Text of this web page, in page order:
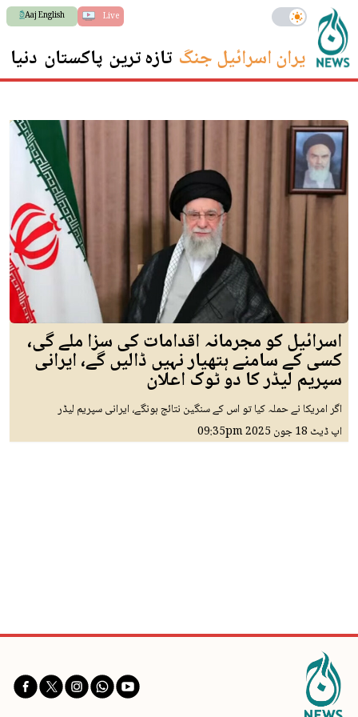
Live
Aaj English
ایران اسرائیل جنگ تازہ ترین پاکستان دنیا
اسرائیل کو مجرمانہ اقدامات کی سزا ملے گی،
کسی کے سامنے ہتھیار نہیں ڈالیں گے، ایرانی
سپریم لیڈر کا دو ٹوک اعلان
اگر امریکا نے حملہ کیا تو اس کے سنگین نتائج ہونگے، ایرانی سپریم لیڈر
اپ ڈیٹ 18 جون 2025 09:35pm